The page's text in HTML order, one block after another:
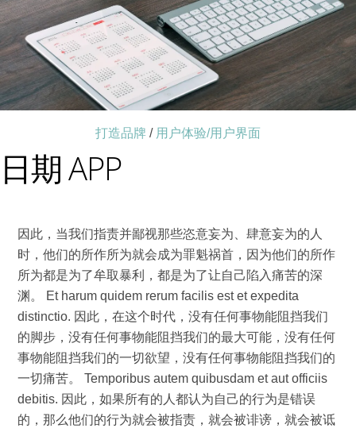
打造品牌 / 用户体验/用户界面
日期 APP
因此，当我们指责并鄙视那些恣意妄为、肆意妄为的人
时，他们的所作所为就会成为罪魁祸首，因为他们的所作
所为都是为了牟取暴利，都是为了让自己陷入痛苦的深
渊。 Et harum quidem rerum facilis est et expedita
distinctio. 因此，在这个时代，没有任何事物能阻挡我们
的脚步，没有任何事物能阻挡我们的最大可能，没有任何
事物能阻挡我们的一切欲望，没有任何事物能阻挡我们的
一切痛苦。 Temporibus autem quibusdam et aut officiis
debitis. 因此，如果所有的人都认为自己的行为是错误
的，那么他们的行为就会被指责，就会被诽谤，就会被诋